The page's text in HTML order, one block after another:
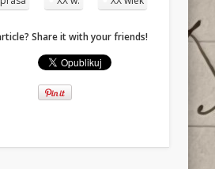
Share it with your friends!